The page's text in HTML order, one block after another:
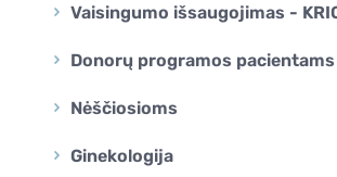
Vaisingumo išsaugojimas -
Donorų programos pacientams
Nėščiosioms
Ginekologija